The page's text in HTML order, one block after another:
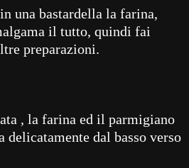
una bastardella la farina,
il tutto, quindi fai
preparazioni.
, la farina ed il parmigiano
dal basso verso